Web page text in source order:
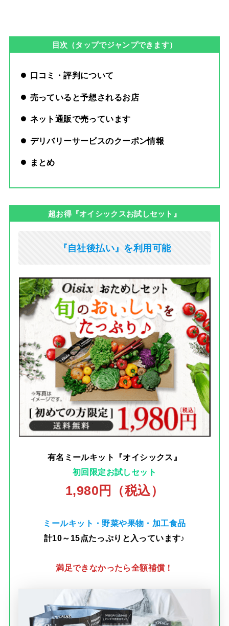
目次（タップでジャンプできます）
口コミ・評判について
売っていると予想されるお店
ネット通販で売っています
デリバリーサービスのクーポン情報
まとめ
超お得『オイシックスお試しセット』
『自社後払い』を利用可能
有名ミールキット『オイシックス』
初回限定お試しセット
1,980円（税込）
ミールキット・野菜や果物・加工食品
計10～15点たっぷりと入っています♪
満足できなかったら全額補償！